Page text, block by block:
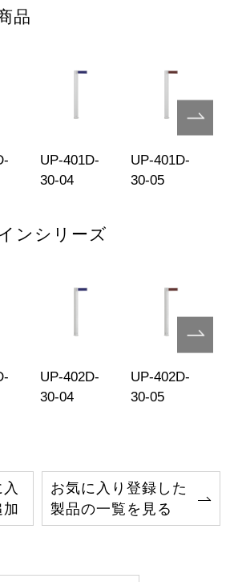
品
UP-401D-
30-04
UP-401D-
30-05
ンシリーズ
UP-402D-
30-04
UP-402D-
30-05
加
お気に入り登録した
製品の一覧を見る